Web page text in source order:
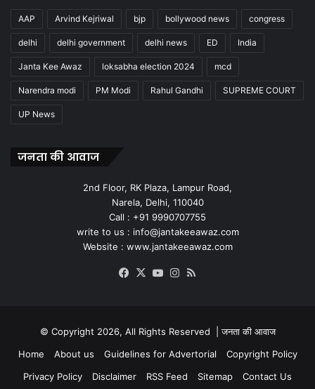
AAP Arvind Kejriwal bjp bollywood news congress
delhi delhi government delhi news ED India
Janta Kee Awaz loksabha election 2024 mcd
Narendra modi PM Modi Rahul Gandhi SUPREME COURT
UP News
जनता की आवाज
2nd Floor, RK Plaza, Lampur Road,
Narela, Delhi, 110040
Call : +91 9990707755
write to us : info@jantakeeawaz.com
Website : www.jantakeeawaz.com
Facebook
X YouTubeInstagram
© Copyright 2026, All Rights Reserved |जनता की आवाज
Home
About us Guidelines for Advertorial
Copyright Policy
Privacy Policy
Disclaimer RSS Feed Sitemap Contact Us